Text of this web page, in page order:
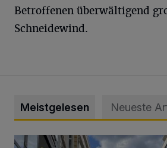
Betroffenen überwältigend
Schneidewind.
Meistgelesen Neueste
Ein Unzustand und Skandal